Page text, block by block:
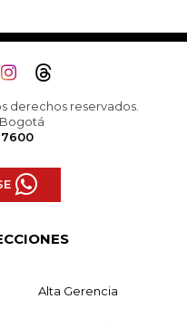
derechos reservados.
Bogotá
Alta Gerencia